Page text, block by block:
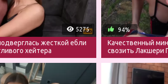
5275
жесткой ебли
хейтера
94%
Качественный
свозить Лакшери